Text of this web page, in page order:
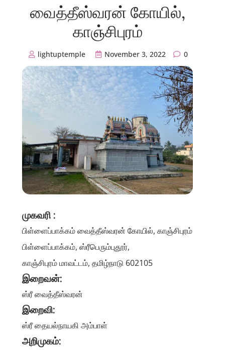
வைத்தீஸ்வரன் கோயில்,
காஞ்சிபுரம்
lightuptemple November 3, 2022 0
முகவரி :
பிள்ளைப்பாக்கம் வைத்தீஸ்வரன் கோயில், காஞ்சிபுரம்
பிள்ளைப்பாக்கம், ஸ்ரீபெரும்புதூர்,
காஞ்சிபுரம் மாவட்டம், தமிழ்நாடு 602105
இறைவன்:
ஸ்ரீ வைத்தீஸ்வரன்
இறைவி:
ஸ்ரீ தையல்நாயகி அம்பாள்
அறிமுகம்: